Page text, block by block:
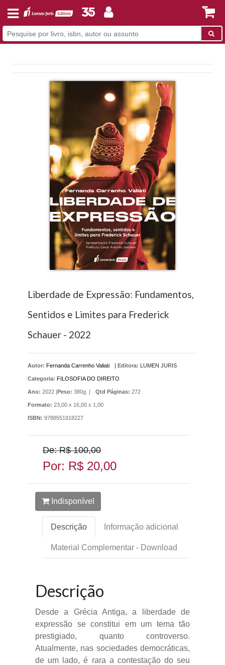
Liberdade de Expressão: Fundamentos,
Sentidos e Limites para Frederick
Schauer - 2022
Autor: Fernanda Carrenho Valiati Editora: LUMEN JURIS
Categoria: FILOSOFIA DO DIREITO
Ano: 2022 | Peso: 380g. | Qtd Páginas: 272
Formato: 23,00 x 16,00 x 1,00
ISBN: 9788551918227
De: R$ 100,00
Por: R$ 20,00
Indisponível
Descrição Informação adicional
Material Complementar - Download
Descrição
Desde a Grécia Antiga, a liberdade de
expressão se constitui em um tema tão
prestigiado, quanto controverso.
Atualmente, nas sociedades democráticas,
de um lado, é rara a contestação do seu